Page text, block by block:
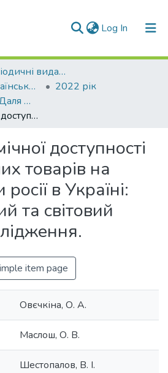
Log In (current)
Наукові періодичні видання СНУ ім. В. Даля
Вісник Східноукраїнського національного університету імені В. Даля
2022 рік
Вісник СНУ ім. В. Даля № 4(274)
Стан економічної доступності продовольчих товарів на період війни росії в Україні: національний та світовий аспекти дослідження.
доступності
товарів на
в Україні:
та світовий
item page
Овєчкіна, О. А.
Маслош, О. В.
Шестопалов, В. І.